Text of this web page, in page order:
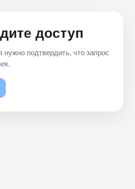
доступ
подтвердить, что запрос